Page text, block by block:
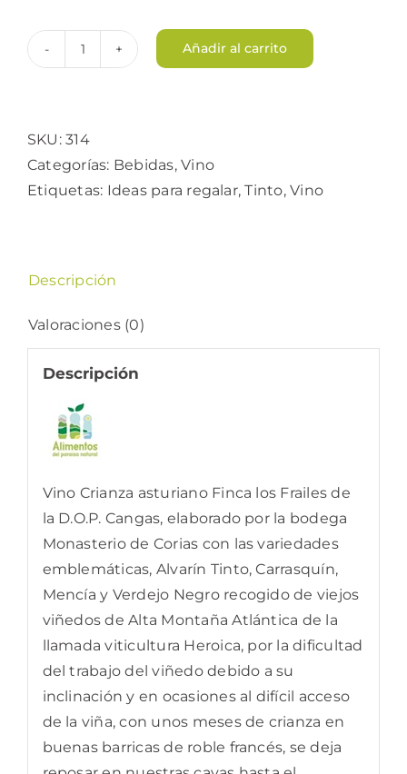
Frailes
cantidad
Añadir al carrito
SKU:314
Categorías: Bebidas,Vino
Etiquetas: Ideas para regalar,Tinto,Vino
Descripción
Valoraciones (0)
Descripción
Vino Crianza asturiano Finca los Frailes de
la D.O.P. Cangas, elaborado por la bodega
Monasterio de Corias con las variedades
emblemáticas, Alvarín Tinto, Carrasquín,
Mencía y Verdejo Negro recogido de viejos
viñedos de Alta Montaña Atlántica de la
llamada viticultura Heroica, por la dificultad
del trabajo del viñedo debido a su
inclinación y en ocasiones al difícil acceso
de la viña, con unos meses de crianza en
buenas barricas de roble francés, se deja